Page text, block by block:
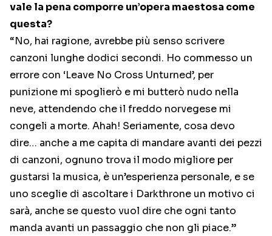
vale la pena comporre un’opera maestosa come
questa?
“No, hai ragione, avrebbe più senso scrivere
canzoni lunghe dodici secondi. Ho commesso un
errore con ‘Leave No Cross Unturned’, per
punizione mi spoglierò e mi butterò nudo nella
neve, attendendo che il freddo norvegese mi
congeli a morte. Ahah! Seriamente, cosa devo
dire… anche a me capita di mandare avanti dei pezzi
di canzoni, ognuno trova il modo migliore per
gustarsi la musica, è un’esperienza personale, e se
uno sceglie di ascoltare i Darkthrone un motivo ci
sarà, anche se questo vuol dire che ogni tanto
manda avanti un passaggio che non gli piace.”